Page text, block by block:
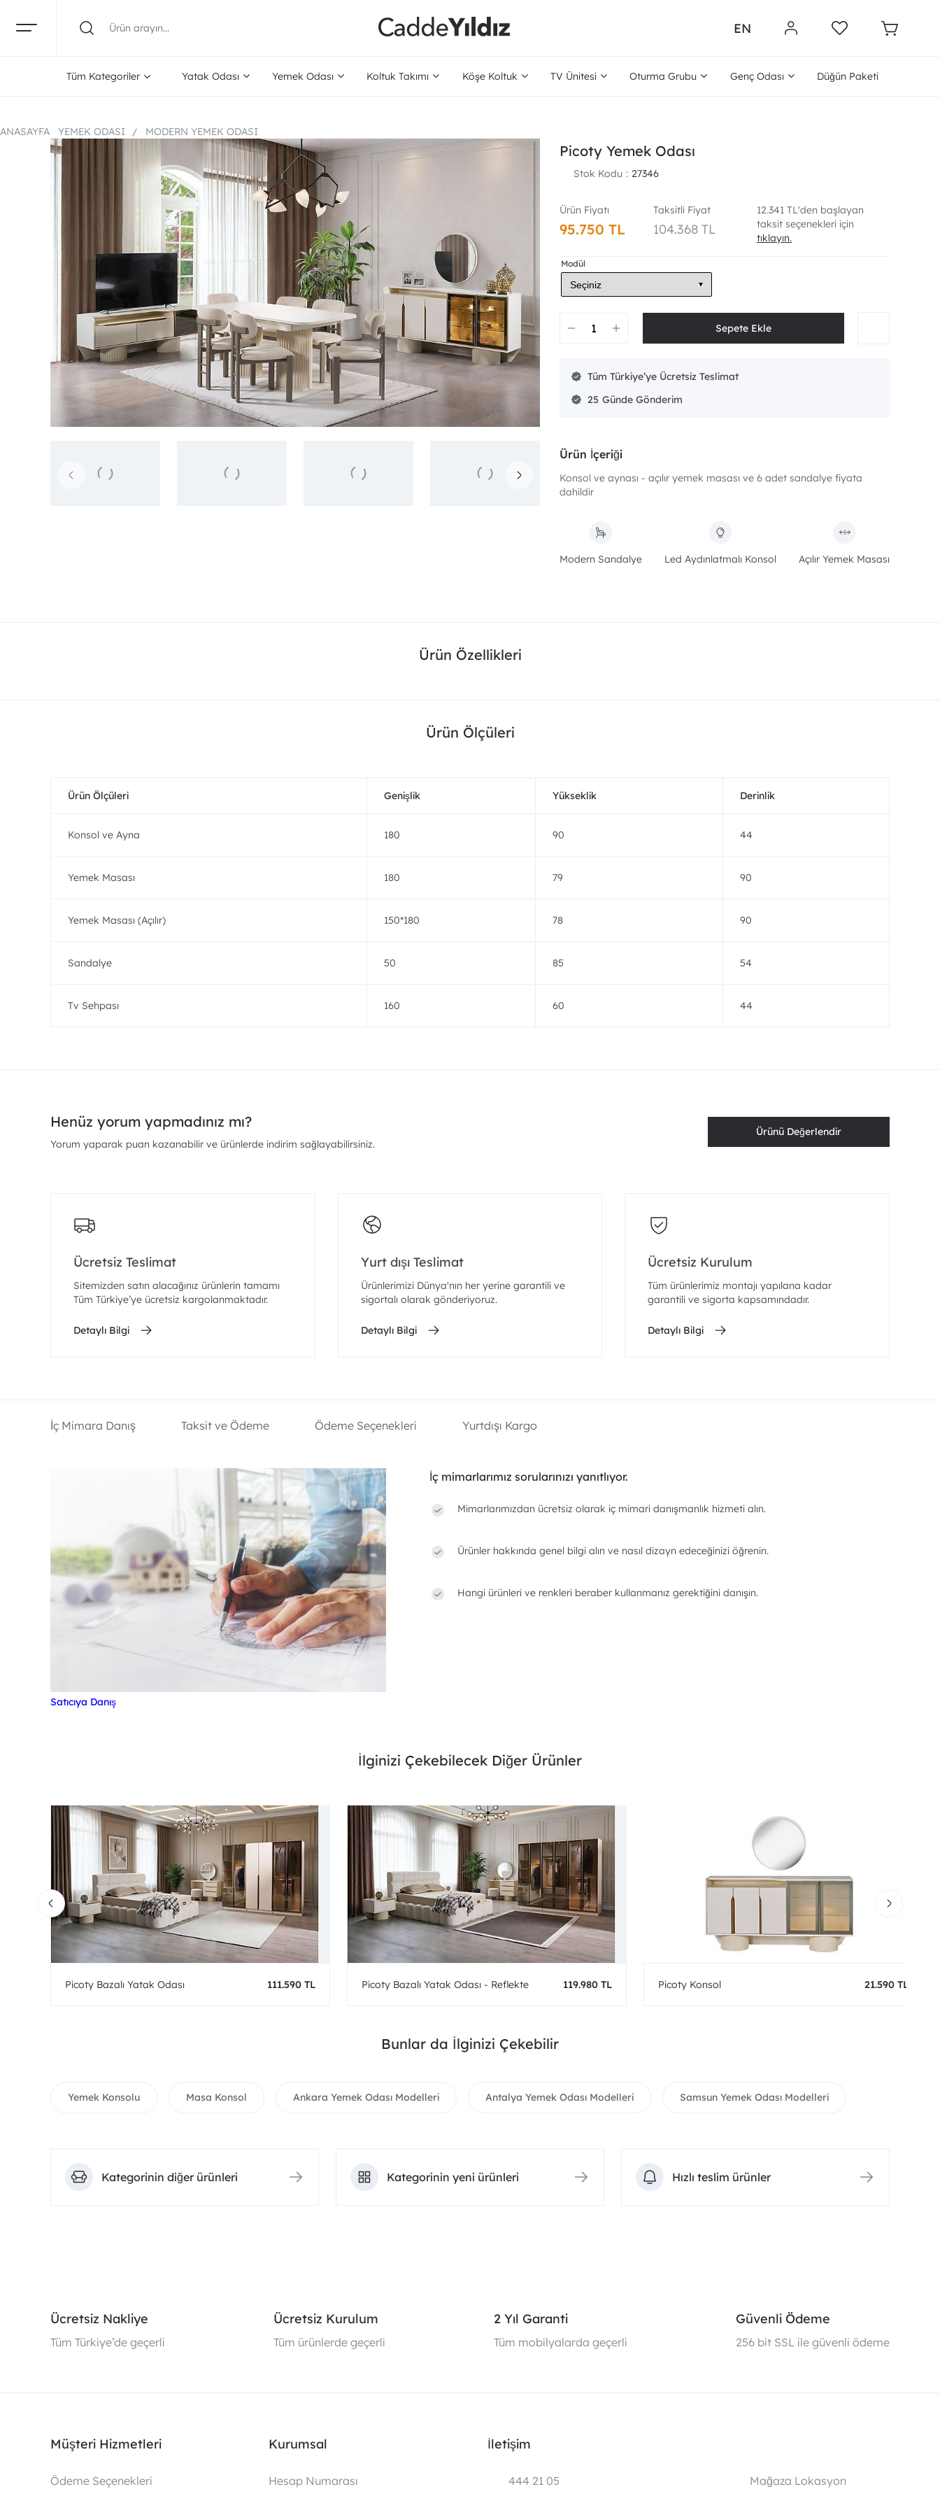
EN
Tüm Kategoriler Yatak Odası Yemek Odası Koltuk Takımı Köşe Koltuk TV Ünitesi Oturma Grubu Genç Odası Düğün Paketi
ANASAYFA YEMEK ODASI MODERN YEMEK ODASI
Picoty Yemek Odası
Stok Kodu 27346
95.750 TL
Taksitli Fiyat
104.368 TL
12.341 TL'den başlayan
taksit seçenekleri için
tıklayın.
Modül
25
Tüm Türkiye’ye Ücretsiz Teslimat
Ürün İçeriği
Konsol ve aynası - açılır yemek masası ve 6 adet sandalye fiyata
dahildir
Modern Sandalye Led Aydınlatmalı Konsol Açılır Yemek Masası
Ürün Özellikleri
Ürün Ölçüleri
Ürün Ölçüleri Genişlik Yükseklik Derinlik
Konsol ve Ayna 180 90 44
Yemek Masası 180 79 90
Yemek Masası (Açılır) 150*180 78 90
Sandalye 50 85 54
Tv Sehpası 160 60 44
Henüz yorum yapmadınız mı?
Yorum yaparak puan kazanabilir ve ürünlerde indirim sağlayabilirsiniz.
Ürünü Değerlendir
Ücretsiz Teslimat
Sitemizden satın alacağınız ürünlerin tamamı
Tüm Türkiye’ye ücretsiz kargolanmaktadır.
Detaylı Bilgi
Yurt dışı Teslimat
Ürünlerimizi Dünya'nın her yerine garantili ve
sigortalı olarak gönderiyoruz.
Detaylı Bilgi
Ücretsiz Kurulum
Tüm ürünlerimiz montajı yapılana kadar
garantili ve sigorta kapsamındadır.
Detaylı Bilgi
İç Mimara Danış Taksit ve Ödeme Ödeme Seçenekleri Yurtdışı Kargo
İç mimarlarımız sorularınızı yanıtlıyor.
Mimarlarımızdan ücretsiz olarak iç mimari danışmanlık hizmeti alın.
Ürünler hakkında genel bilgi alın ve nasıl dizayn edeceğinizi öğrenin.
Hangi ürünleri ve renkleri beraber kullanmanız gerektiğini danışın.
Satıcıya Danış
İlginizi Çekebilecek Diğer Ürünler
Picoty Bazalı Yatak Odası 111.590 TL Picoty Bazalı Yatak Odası - Reflekte 119.980 TL Picoty Konsol 21.590 TL
Bunlar da İlginizi Çekebilir
Yemek Konsolu Masa Konsol Ankara Yemek Odası Modelleri Antalya Yemek Odası Modelleri Samsun Yemek Odası Modelleri
Kategorinin diğer ürünleri Kategorinin yeni ürünleri Hızlı teslim ürünler
Ücretsiz Nakliye
Tüm Türkiye’de geçerli
Ücretsiz Kurulum
Tüm ürünlerde geçerli
2 Yıl Garanti
Tüm mobilyalarda geçerli
Güvenli Ödeme
256 bit SSL ile güvenli ödeme
Müşteri Hizmetleri
Ödeme Seçenekleri
Kurumsal
Hesap Numarası
İletişim
444 21 05 Mağaza Lokasyon